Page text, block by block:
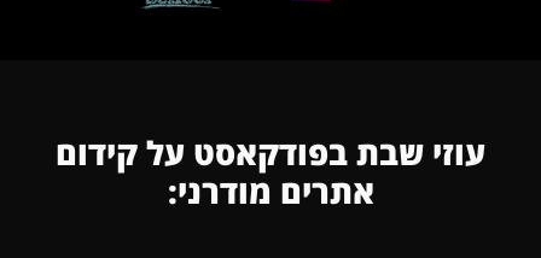
עוזי שבת בפודקאסט על קידום
אתרים מודרני: